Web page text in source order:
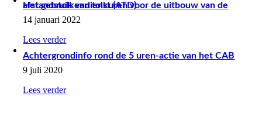
Het gebruik van tolkuren voor de uitbouw van de afstandstolkendienst (ATD)
14 januari 2022
Lees verder
Achtergrondinfo rond de 5 uren-actie van het CAB
9 juli 2020
Lees verder